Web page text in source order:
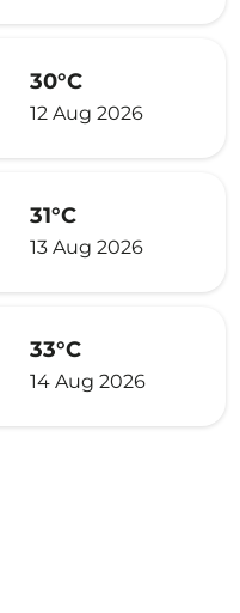
30°C
12 Aug 2026
31°C
13 Aug 2026
33°C
14 Aug 2026